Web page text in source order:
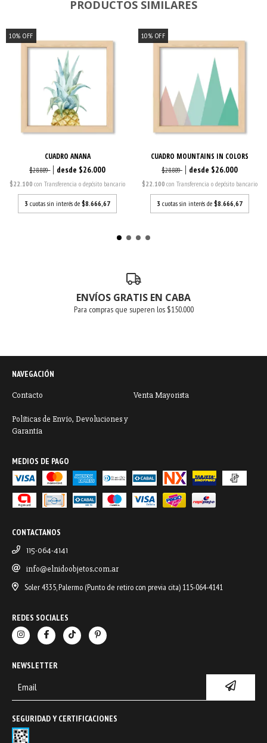
PRODUCTOS SIMILARES
10% OFF
CUADRO ANANA
$28.889 $26.000
$22.100con Transferencia o depósito bancario
3 cuotas sin interés de$8.666,67
10% OFF
CUADRO MOUNTAINS IN COLORS
$28.889 $26.000
$22.100 con Transferencia o depósito bancario
3 cuotas sin interés de $8.666,67
ENVÍOS GRATIS EN CABA
Para compras que superen los $150.000
NAVEGACIÓN
Contacto Venta Mayorista
Políticas de Envío, Devoluciones y
Garantía
MEDIOS DE PAGO
CONTACTANOS
115-064-4141
info@elnidoobjetos.com.ar
Soler 4335, Palermo (Punto de retiro con previa cita) 115-064-4141
REDES SOCIALES
NEWSLETTER
SEGURIDAD Y CERTIFICACIONES